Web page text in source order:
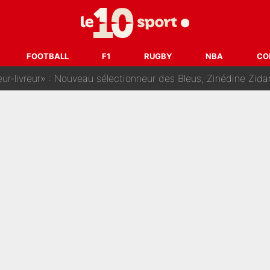
FOOTBALL F1 RUGBY NBA
Tadej Pogacar : Le transfert qui effraie le peloton, «c’est la
signatures en pleine crise financière : L’IA propose sept noms à l’OM
: Nouveau sélectionneur des Bleus, Zinédine Zidane s’était imaginé